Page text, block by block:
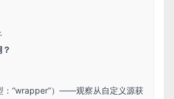
：“wrapper”）——观察从自定义源获